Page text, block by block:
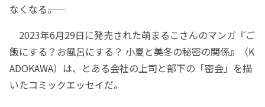
なくなる――。
2023年6月29日に発売された萌まるこさんのマンガ『ご
飯にする？お風呂にする？ 小夏と美冬の秘密の関係』（K
ADOKAWA）は、とある会社の上司と部下の「密会」を描
いたコミックエッセイだ。